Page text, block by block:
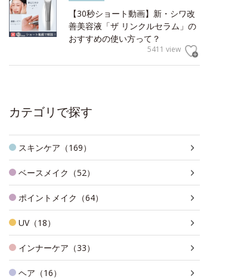
【30秒ショート動画】新・シワ改
善美容液「ザ リンクルセラム」の
おすすめの使い方って？
5411 view
カテゴリで探す
スキンケア（169）
ベースメイク（52）
ポイントメイク（64）
UV（18）
インナーケア（33）
ヘア（16）